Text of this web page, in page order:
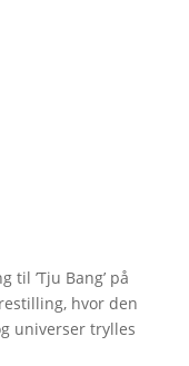
’Tju Bang’ på
hvor den
universer trylles